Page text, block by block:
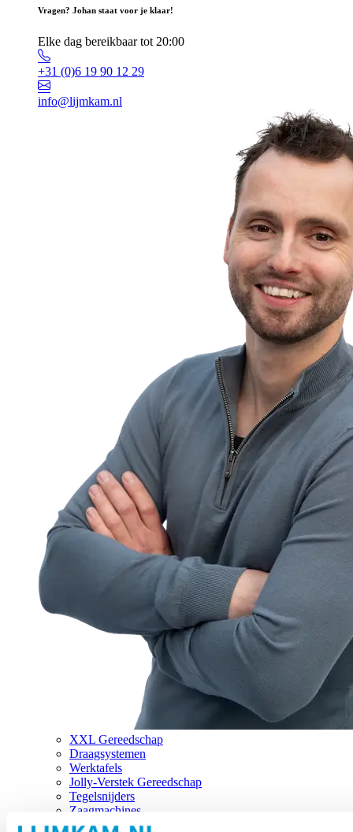
Vragen? Johan staat voor je klaar!
Elke dag bereikbaar tot 20:00
+31 (0)6 19 90 12 29
info@lijmkam.nl
XXL Gereedschap
Draagsystemen
Werktafels
Jolly-Verstek Gereedschap
Tegelsnijders
Zaagmachines
Merken